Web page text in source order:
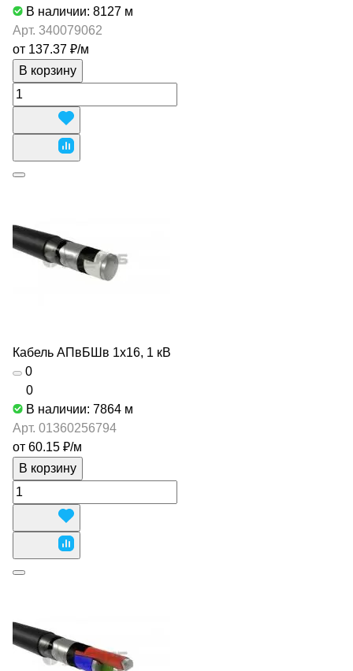
В наличии: 8127 м
Арт. 340079062
от 137.37 ₽/м
В корзину
Кабель АПвБШв 1х16, 1 кВ
0
0
В наличии: 7864 м
Арт. 01360256794
от 60.15 ₽/м
В корзину